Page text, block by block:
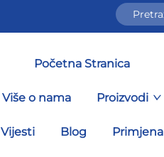
Početna Stranica
Više o nama Proizvodi
Vijesti Blog Primjena